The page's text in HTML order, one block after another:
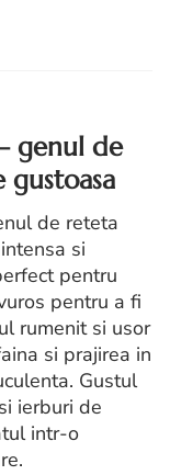
genul de
de reteta
si
pentru
pentru a fi
rumenit si usor
si prajirea in
Gustul
ierburi de
intr-o